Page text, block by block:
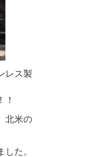
レス製
！
北米の
た。